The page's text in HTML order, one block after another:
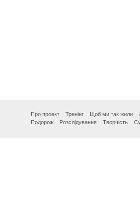
Про проект Тренінг Щоб ми так жили
Подорож
Розслідування Творчість